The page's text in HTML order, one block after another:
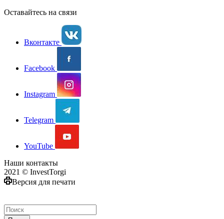
Оставайтесь на связи
Вконтакте
Facebook
Instagram
Telegram
YouTube
Наши контакты
2021 © InvestTorgi
Версия для печати